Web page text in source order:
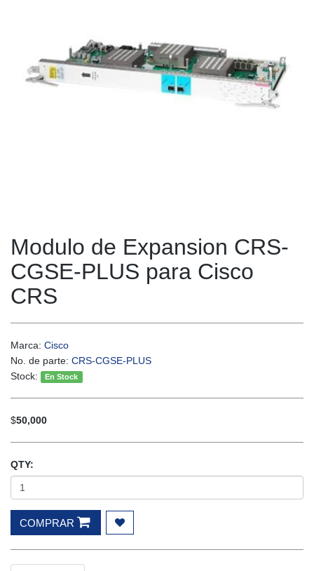
Modulo de Expansion CRS-
CGSE-PLUS para Cisco
CRS
Marca: Cisco
No. de parte: CRS-CGSE-PLUS
Stock:
En Stock
$50,000
QTY:
COMPRAR